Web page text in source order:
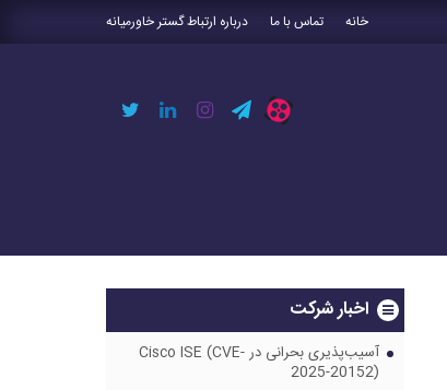
خانه تماس با ما درباره ارتباط گستر خاورمیانه
اخبار شرکت
آسیب‌پذیری بحرانی در Cisco ISE (CVE-
2025-20152)